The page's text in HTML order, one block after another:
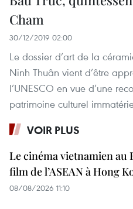
Cham
30/12/2019 02:00
Le dossier d’art de la
Ninh Thuân vient d’être
l’UNESCO en vue d’une
patrimoine culturel
VOIR PLUS
Le cinéma vietnamien au
film de l’ASEAN à Hong
08/08/2026 11:10